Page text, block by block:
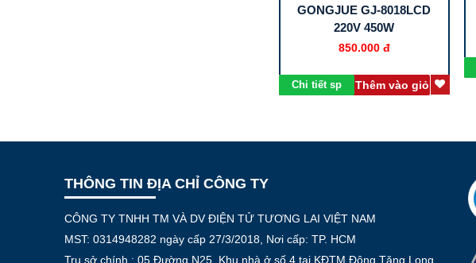
GONGJUE GJ-8018LCD
220V 450W
850.000 đ
Chi tiết sp Thêm vào giỏ
THÔNG TIN ĐỊA CHỈ CÔNG TY
CÔNG TY TNHH TM VÀ DV ĐIỆN TỬ TƯƠNG LAI VIỆT NAM
MST: 0314948282 ngày cấp 27/3/2018, Nơi cấp: TP. HCM
Trụ sở chính : 05 Đường N25, Khu nhà ở số 4 tại KĐTM Đông Tăng Long,